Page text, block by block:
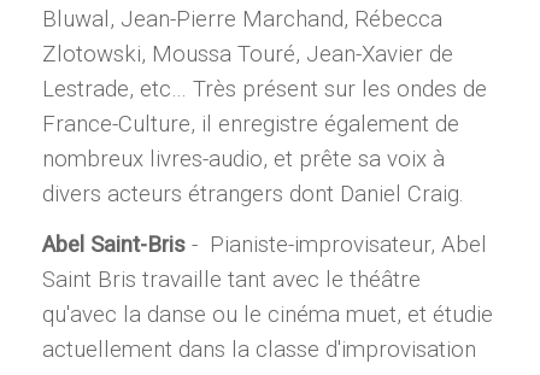
Bluwal, Jean-Pierre Marchand, Rébecca
Zlotowski, Moussa Touré, Jean-Xavier de
Lestrade, etc… Très présent sur les ondes de
France-Culture, il enregistre également de
nombreux livres-audio, et prête sa voix à
divers acteurs étrangers dont Daniel Craig.
Abel Saint-Bris - Pianiste-improvisateur, Abel
Saint Bris travaille tant avec le théâtre
qu'avec la danse ou le cinéma muet, et étudie
actuellement dans la classe d'improvisation